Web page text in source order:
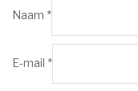
Naam *
E-mail *